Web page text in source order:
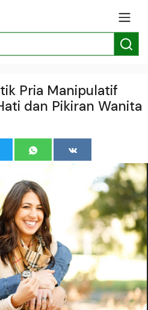
Pria Manipulatif
dan Pikiran Wanita